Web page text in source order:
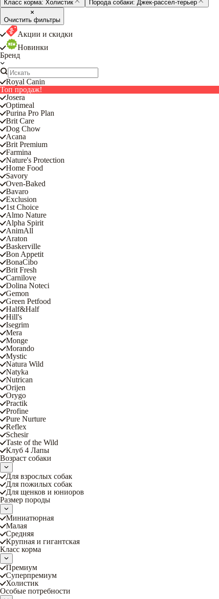
Класс корма: Холистик Порода собаки: Джек-рассел-терьер
Очистить фильтры
Акции и скидки
Новинки
Бренд
Royal Canin
Топ продаж!
Josera
Optimeal
Purina Pro Plan
Brit Care
Dog Chow
Acana
Brit Premium
Farmina
Nature's Protection
Home Food
Savory
Oven-Baked
Bavaro
Exclusion
1st Choice
Almo Nature
Alpha Spirit
AnimAll
Araton
Baskerville
Bon Appetit
BonaCibo
Brit Fresh
Carnilove
Dolina Noteci
Gemon
Green Petfood
Half&Half
Hill's
Isegrim
Mera
Monge
Morando
Mystic
Natura Wild
Natyka
Nutrican
Orijen
Orygo
Practik
Profine
Pure Nurture
Reflex
Schesir
Taste of the Wild
Клуб 4 Лапы
Возраст собаки
Для взрослых собак
Для пожилых собак
Для щенков и юниоров
Размер породы
Миниатюрная
Малая
Средняя
Крупная и гигантская
Класс корма
Премиум
Суперпремиум
Холистик
Особые потребности